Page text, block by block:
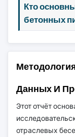
Кто
бетонных
Данных И
Этот отчёт
отраслевых